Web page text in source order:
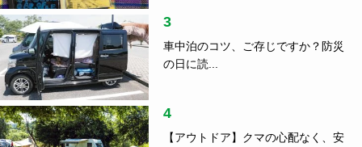
3
車中泊のコツ、ご存じですか？防災
の日に読...
4
【アウトドア】クマの心配なく、安